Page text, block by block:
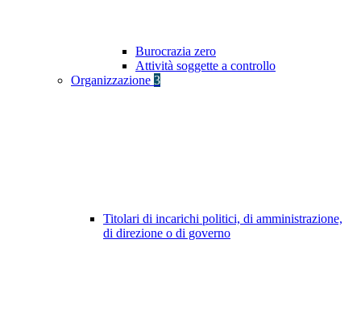
Burocrazia zero
Attività soggette a controllo
Organizzazione 3
Titolari di incarichi politici, di amministrazione,
di direzione o di governo